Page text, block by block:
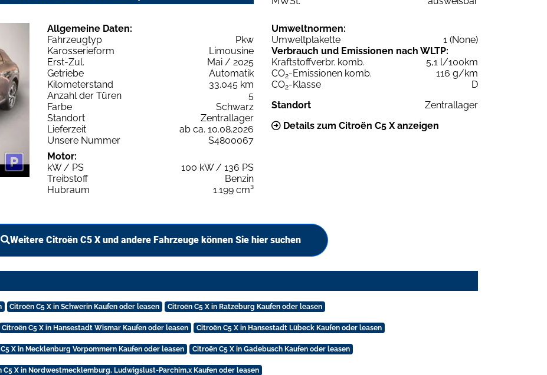
Allgemeine Daten:
Fahrzeugtyp
Pkw
Karosserieform
Limousine
Erst-Zul.
Mai / 2025
Getriebe
Automatik
Kilometerstand
33.045 km
Anzahl der Türen
5
Farbe
Schwarz
Standort
Zentrallager
Lieferzeit
ab ca. 10.08.2026
Unsere Nummer
S4800067
Motor:
kW / PS
100 kW / 136 PS
Treibstoff
Benzin
Hubraum
1.199 cm³
Umweltnormen:
Umweltplakette
1 (None)
Verbrauch und Emissionen nach WLTP:
Kraftstoffverbr. komb.
5,1 l/100km
CO2-Emissionen komb.
116 g/km
CO2-Klasse
D
Standort
Zentrallager
Details zum Citroën C5 X anzeigen
Weitere Citroën C5 X und andere Fahrzeuge können Sie hier suchen
Citroën C5 X in Schwerin Kaufen oder leasen Citroën C5 X in Ratzeburg Kaufen oder leasen
Citroën C5 X in Hansestadt Wismar Kaufen oder leasen Citroën C5 X in Hansestadt Lübeck Kaufen oder leasen
X in Mecklenburg Vorpommern Kaufen oder leasen Citroën C5 X in Gadebusch Kaufen oder leasen
C5 X in Nordwestmecklemburg, Ludwigslust-Parchim,x Kaufen oder leasen